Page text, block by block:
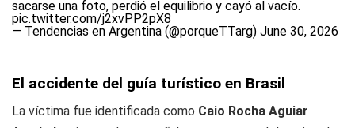
sacarse una foto, perdió el equilibrio y cayó al vacío.
pic.twitter.com/j2xvPP2pX8
— Tendencias en Argentina (@porqueTTarg) June 30, 2026
El accidente del guía turístico en Brasil
La víctima fue identificada como Caio Rocha Aguiar